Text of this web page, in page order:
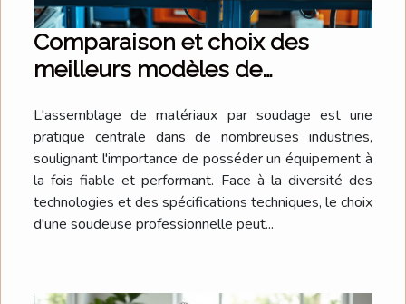
Comparaison et choix des
meilleurs modèles de
L'assemblage de matériaux par soudage est une
pratique centrale dans de nombreuses industries,
soulignant l'importance de posséder un équipement à
la fois fiable et performant. Face à la diversité des
technologies et des spécifications techniques, le choix
d'une soudeuse professionnelle peut...